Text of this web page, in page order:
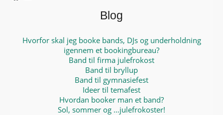
Blog
Hvorfor skal jeg booke bands, DJs og underholdning
igennem et bookingbureau?
Band til firma julefrokost
Band til bryllup
Band til gymnasiefest
Ideer til temafest
Hvordan booker man et band?
Sol, sommer og …julefrokoster!